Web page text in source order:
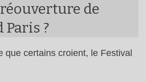
de
?
que certains croient, le Festival